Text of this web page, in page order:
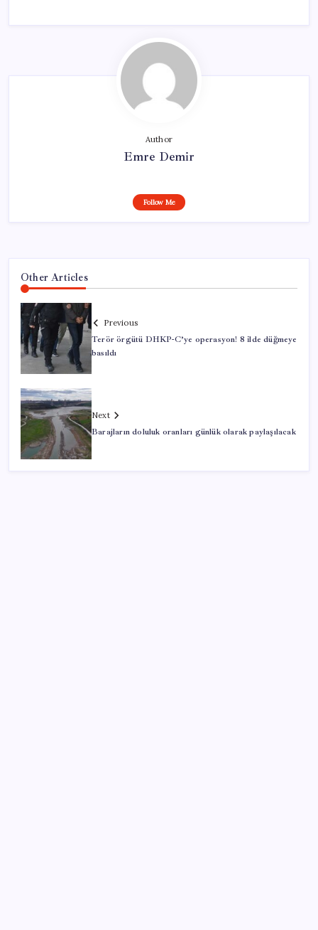
Author
Emre Demir
Follow Me
Other Articles
Previous
Terör örgütü DHKP-C’ye operasyon! 8 ilde düğmeye
basıldı
Next
Barajların doluluk oranları günlük olarak paylaşılacak